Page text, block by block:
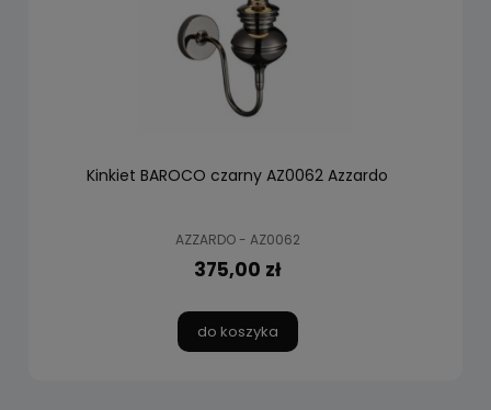
Kinkiet BAROCO czarny AZ0062 Azzardo
AZZARDO - AZ0062
375,00 zł
do koszyka